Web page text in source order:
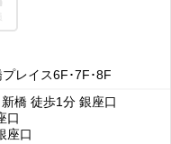
レイス6F･7F･8F
橋 徒歩1分 銀座口
口
座口